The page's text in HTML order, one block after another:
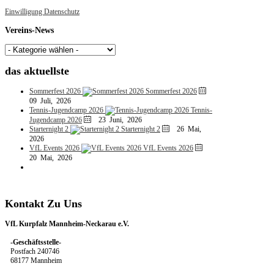
Einwilligung Datenschutz
Vereins-News
das aktuellste
Sommerfest 2026 Sommerfest 2026
09 Juli, 2026
Tennis-Jugendcamp 2026
Tennis-
Jugendcamp 2026
23 Juni, 2026
Starternight 2 Starternight 2
26 Mai,
2026
VfL Events 2026 VfL Events 2026
20 Mai, 2026
Kontakt Zu Uns
VfL Kurpfalz Mannheim-Neckarau e.V.
-Geschäftsstelle-
Postfach 240746
68177 Mannheim